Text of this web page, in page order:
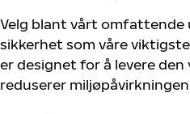
Velg blant vårt omfattende
sikkerhet som våre
er designet for å levere
reduserer